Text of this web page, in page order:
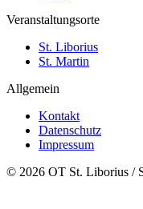
Veranstaltungsorte
St. Liborius
St. Martin
Allgemein
Kontakt
Datenschutz
Impressum
© 2026 OT St. Liborius /